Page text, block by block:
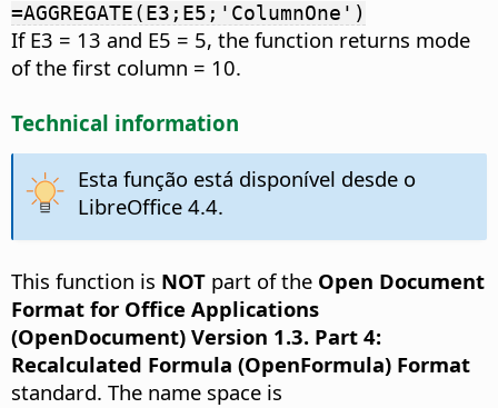
=AGGREGATE(E3;E5;'ColumnOne')
If E3 = 13 and E5 = 5, the function returns mode
of the first column = 10.
Technical information
Esta função está disponível desde o
LibreOffice 4.4.
This function is NOT part of the Open Document
Format for Office Applications
(OpenDocument) Version 1.3. Part 4:
Recalculated Formula (OpenFormula) Format
standard. The name space is